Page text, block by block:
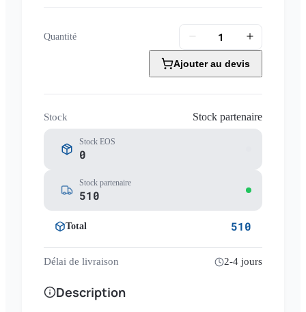
Quantité
Ajouter au devis
Stock Stock partenaire
Stock EOS
0
Stock partenaire
510
Total 510
Délai de livraison 2-4 jours
Description